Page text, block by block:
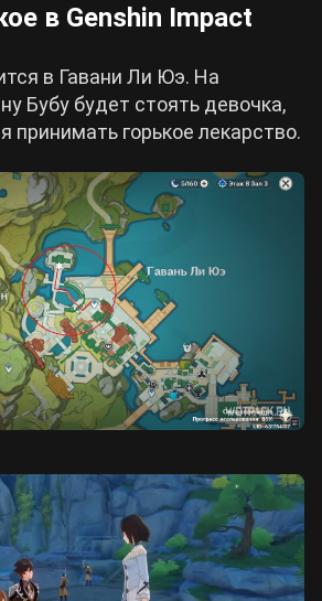
в Genshin Impact
в Гавани Ли Юэ. На
Бубу будет стоять девочка,
горькое лекарство.